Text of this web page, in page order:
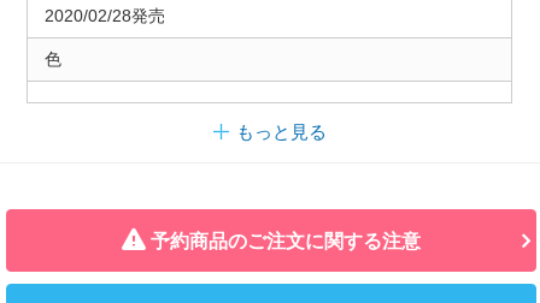
2020/02/28発売
色
もっと見る
予約商品のご注文に関する注意